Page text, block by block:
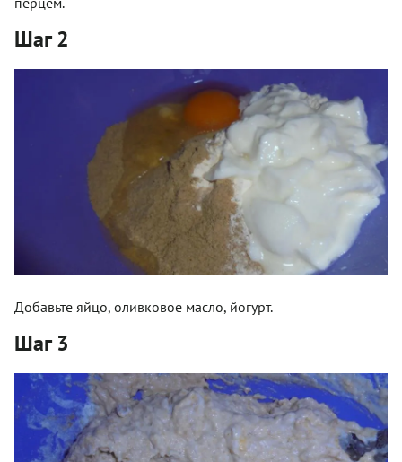
Шаг 2
Добавьте яйцо, оливковое масло, йогурт.
Шаг 3